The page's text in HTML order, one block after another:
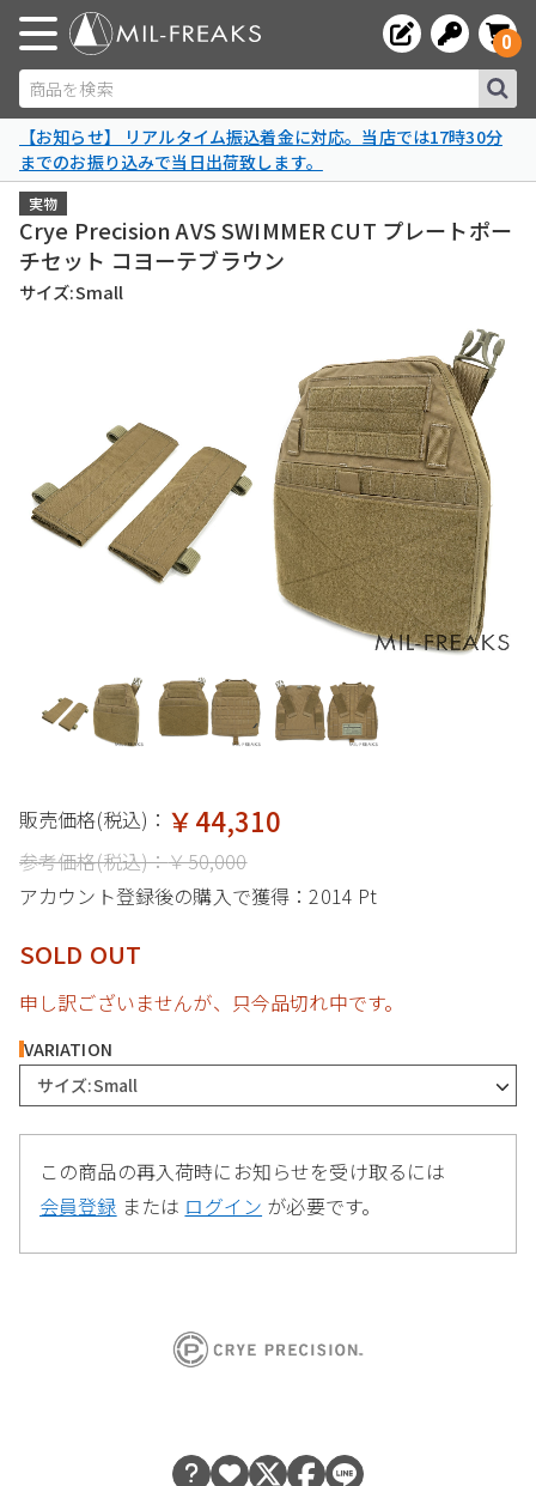
商品を検索
0
【お知らせ】 リアルタイム振込着金に対応。当店では17時30分
までのお振り込みで当日出荷致します。
実物
Crye Precision AVS SWIMMER CUT プレートポー
チセット コヨーテブラウン
サイズ:Small
販売価格(税込)： ￥44,310
参考価格(税込)：￥50,000
アカウント登録後の購入で獲得：2014 Pt
SOLD OUT
申し訳ございませんが、只今品切れ中です。
VARIATION
サイズ:Small
この商品の再入荷時にお知らせを受け取るには
会員登録 または ログイン が必要です。